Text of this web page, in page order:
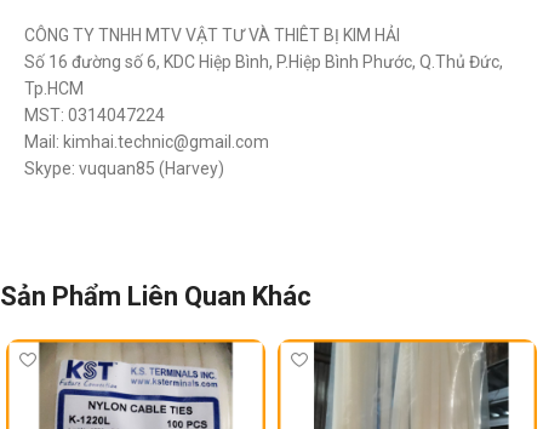
CÔNG TY TNHH MTV VẬT TƯ VÀ THIÊT BỊ KIM HẢI
Số 16 đường số 6, KDC Hiệp Bình, P.Hiệp Bình Phước, Q.Thủ Đức,
Tp.HCM
MST: 0314047224
Mail: kimhai.technic@gmail.com
Skype: vuquan85 (Harvey)
Sản Phẩm Liên Quan Khác